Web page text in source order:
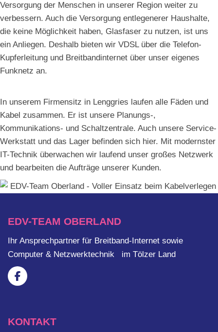
Versorgung der Menschen in unserer Region weiter zu
verbessern. Auch die Versorgung entlegenerer Haushalte,
die keine Möglichkeit haben, Glasfaser zu nutzen, ist uns
ein Anliegen. Deshalb bieten wir VDSL über die Telefon-
Kupferleitung und Breitbandinternet über unser eigenes
Funknetz an.
In unserem Firmensitz in Lenggries laufen alle Fäden und
Kabel zusammen. Er ist unsere Planungs-,
Kommunikations- und Schaltzentrale. Auch unsere Service-
Werkstatt und das Lager befinden sich hier. Mit modernster
IT-Technik überwachen wir laufend unser großes Netzwerk
und bearbeiten die Aufträge unserer Kunden.
EDV-TEAM OBERLAND
Ihr Ansprechpartner für Breitband-Internet sowie
Computer & Netzwerktechnik im Tölzer Land
KONTAKT